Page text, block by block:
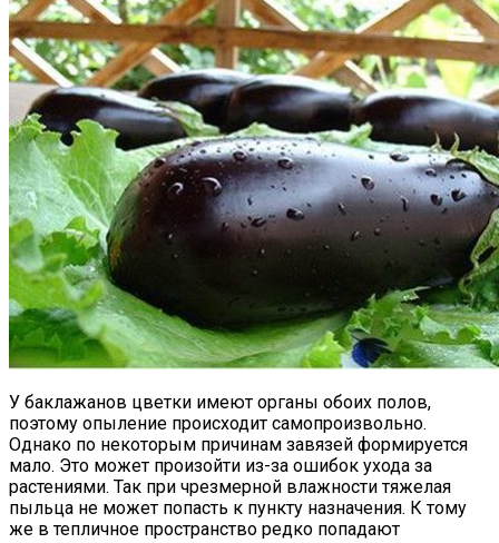
У баклажанов цветки имеют органы обоих полов,
поэтому опыление происходит самопроизвольно.
Однако по некоторым причинам завязей формируется
мало. Это может произойти из-за ошибок ухода за
растениями. Так при чрезмерной влажности тяжелая
пыльца не может попасть к пункту назначения. К тому
же в тепличное пространство редко попадают